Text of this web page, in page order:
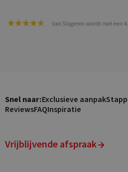
Snel naar:Exclusieve aanpak
ReviewsFAQInspiratie
Vrijblijvende afspraak